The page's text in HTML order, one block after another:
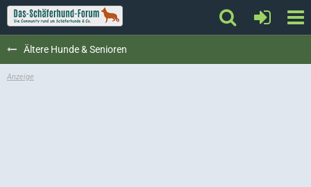
Ältere Hunde & Senioren